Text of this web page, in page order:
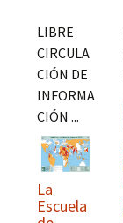
LIBRE
CIRCULA
CIÓN DE
INFORMA
CIÓN ...
La
Escuela